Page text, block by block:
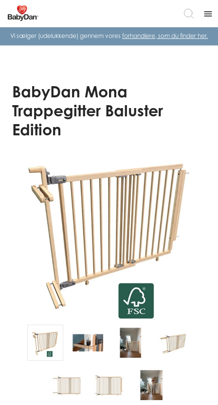
menu
Vi sælger (udelukkende) gennem vores forhandlere, som du finder her.
BabyDan Mona
Trappegitter Baluster
Edition